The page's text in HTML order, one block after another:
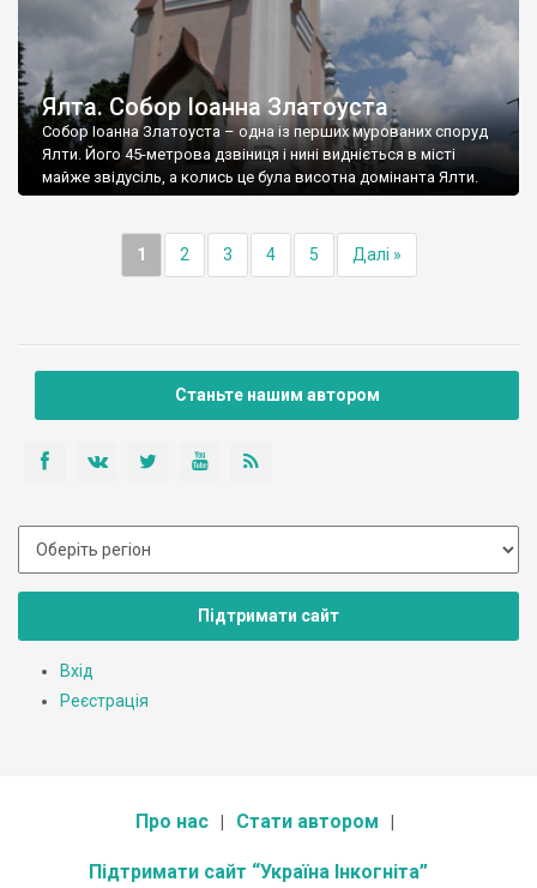
Ялта. Собор Іоанна Златоуста
Собор Іоанна Златоуста – одна із перших мурованих споруд
Ялти. Його 45-метрова дзвіниця і нині видніється в місті
майже звідусіль, а колись це була висотна домінанта Ялти.
1 2 3 4 5 Далі »
Станьте нашим автором
Підтримати сайт
Вхід
Реєстрація
Про нас Стати автором
Підтримати сайт “Україна Інкогніта”